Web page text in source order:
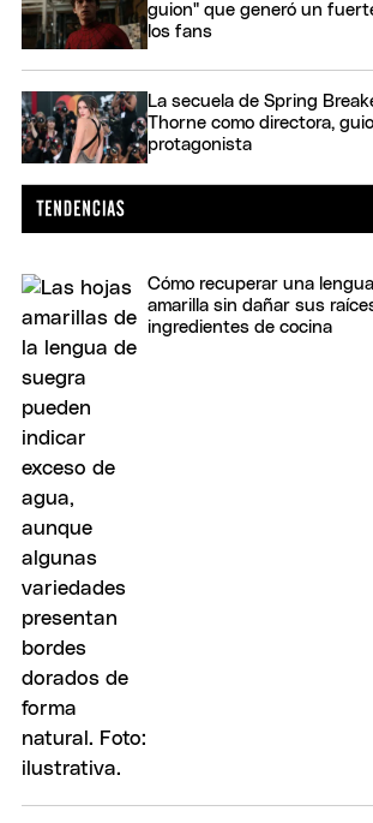
guion" que generó un
los fans
La secuela de Spring
Thorne como directora,
protagonista
Cómo recuperar una
amarilla sin dañar sus
ingredientes de cocina